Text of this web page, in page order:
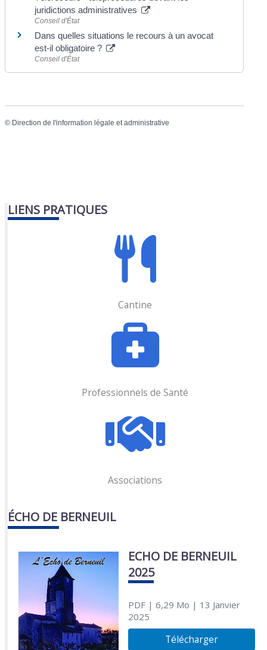
juridictions administratives
Conseil d'État
Dans quelles situations le recours à un avocat
est-il obligatoire ?
Conseil d'État
© Direction de l'information légale et administrative
LIENS PRATIQUES
Cantine
Professionnels de Santé
Associations
ÉCHO DE BERNEUIL
ECHO DE BERNEUIL
2025
PDF| 6,29 Mo | 13 Janvier
2025
Télécharger